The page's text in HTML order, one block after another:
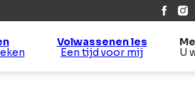
Volwassenen les
Een tijd voor mij